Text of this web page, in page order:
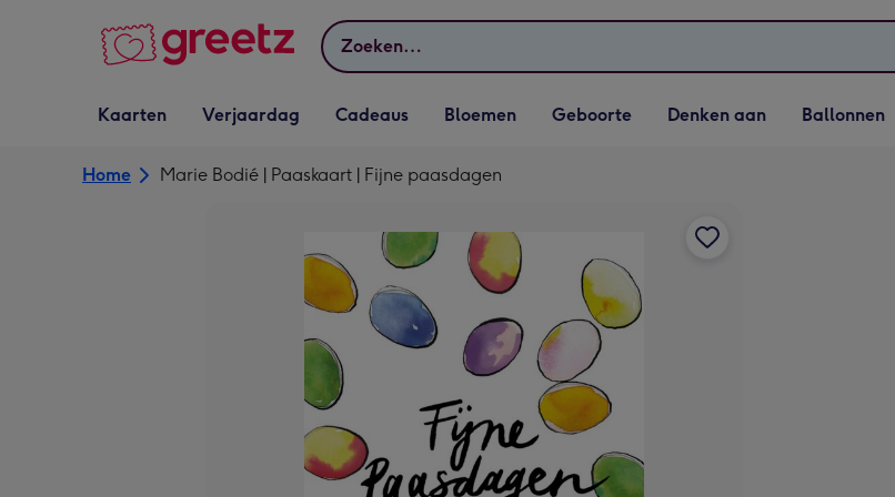
Zoeken
Vervolgkeuzelijst
Kaarten openen
Kaarten
Vervolgkeuzelijst
Verjaardag openen
Verjaardag
Vervolgkeuzelijst
Cadeaus openen
Cadeaus
Vervolgkeuzelijst
Bloemen openen
Bloemen
Vervolgkeuzelijst
Geboorte openen
Geboorte
Vervolgkeuzelijst
Denken aan openen
Denken aan
Vervolgkeuzelijst
Ballonnen openen
Ballonnen
Home Marie Bodié | Paaskaart | Fijne paasdagen